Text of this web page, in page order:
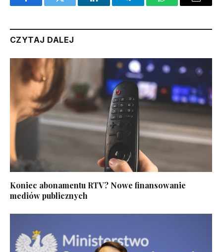
FacebookTwitter LinkedInTelegramWhatsAppEmail
CZYTAJ DALEJ
Koniec abonamentu RTV? Nowe finansowanie
mediów publicznych